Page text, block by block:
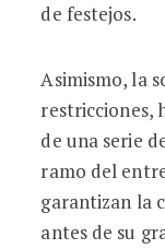
de festejos.
Asimismo, la
restricciones,
de una serie
ramo del
garantizan la
antes de su